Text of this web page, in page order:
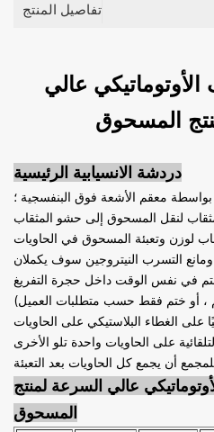
تفاصيل المنتج
عالي
المسحوق
دردشة الانسيابية الرئيسية
ومانع التسرب النيتروجين سوف يكملان
في نفس الوقت داخل حجرة التفريغ
أو ختم فقط حسب متطلبات العميل)
عالي السرعة لمنتج
المسحوق